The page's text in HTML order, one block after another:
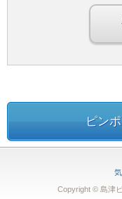
ピン
Copyright © 島津